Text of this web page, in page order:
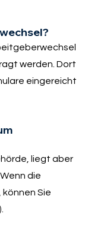
werden. Dort
eingereicht
liegt aber
die
Sie